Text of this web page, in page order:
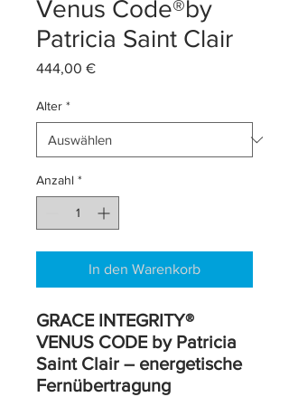
Venus Code®by
Patricia Saint Clair
444,00 €Preis
Alter *
Anzahl *
In den Warenkorb
GRACE INTEGRITY®
VENUS CODE by Patricia
Saint Clair – energetische
Fernübertragung